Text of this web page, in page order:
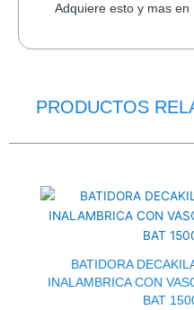
Adquiere esto y mas en
PRODUCTOS
BATIDORA
INALAMBRICA CON
BAT